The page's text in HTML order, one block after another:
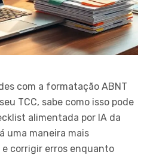
com a formatação ABNT
TCC, sabe como isso pode
alimentada por IA da
uma maneira mais
corrigir erros enquanto